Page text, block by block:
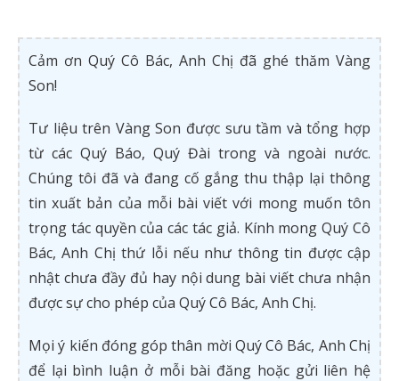
Cảm ơn Quý Cô Bác, Anh Chị đã ghé thăm Vàng
Son!
Tư liệu trên Vàng Son được sưu tầm và tổng hợp
từ các Quý Báo, Quý Đài trong và ngoài nước.
Chúng tôi đã và đang cố gắng thu thập lại thông
tin xuất bản của mỗi bài viết với mong muốn tôn
trọng tác quyền của các tác giả. Kính mong Quý Cô
Bác, Anh Chị thứ lỗi nếu như thông tin được cập
nhật chưa đầy đủ hay nội dung bài viết chưa nhận
được sự cho phép của Quý Cô Bác, Anh Chị.
Mọi ý kiến đóng góp thân mời Quý Cô Bác, Anh Chị
để lại bình luận ở mỗi bài đăng hoặc gửi liên hệ